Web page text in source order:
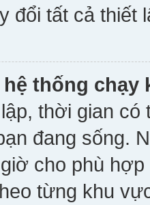
đổi tất cả thiết
thống chạy
thời gian
đang sống.
cho phù
từng khu